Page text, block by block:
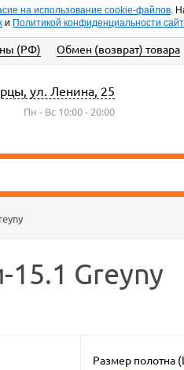
на использование cookie-файлов.
и Политикой конфиденциальности
(РФ) Обмен (возврат) товара
ул. Ленина, 25
Пн - Вс 10:00 - 20:00
Greyny
Размер полотна